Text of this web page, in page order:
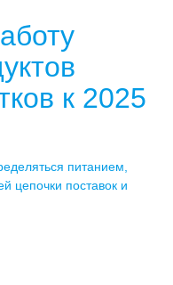
к 2025
питанием,
цепочки поставок и